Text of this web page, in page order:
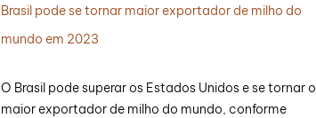
Brasil pode se tornar maior exportador de milho do
mundo em 2023
O Brasil pode superar os Estados Unidos e se tornar o
maior exportador de milho do mundo, conforme